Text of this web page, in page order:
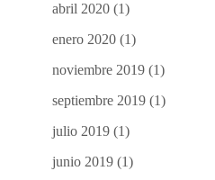
abril 2020 (1)
enero 2020 (1)
noviembre 2019 (1)
septiembre 2019 (1)
julio 2019 (1)
junio 2019 (1)